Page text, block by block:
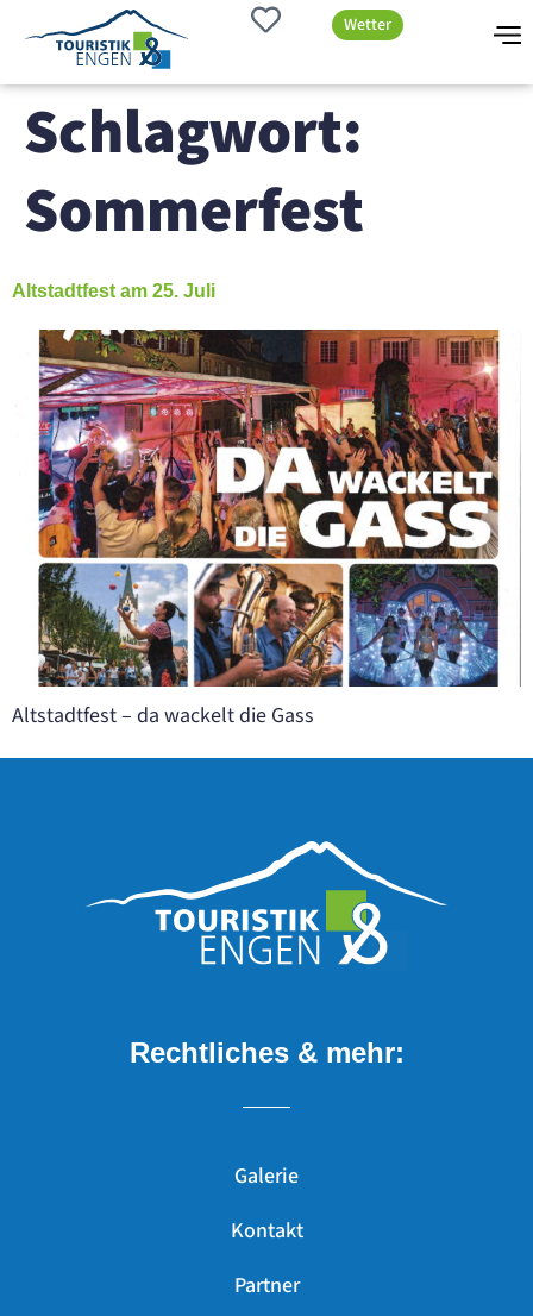
Wetter
Schlagwort:
Sommerfest
Altstadtfest am 25. Juli
Altstadtfest – da wackelt die Gass
Rechtliches & mehr:
Galerie
Kontakt
Partner